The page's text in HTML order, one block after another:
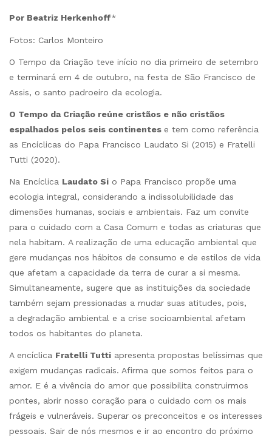
Por Beatriz Herkenhoff*
Fotos: Carlos Monteiro
O Tempo da Criação teve início no dia primeiro de setembro
e terminará em 4 de outubro, na festa de São Francisco de
Assis, o santo padroeiro da ecologia.
O Tempo da Criação reúne cristãos e não cristãos
espalhados pelos seis continentes e tem como referência
as Encíclicas do Papa Francisco Laudato Si (2015) e Fratelli
Tutti (2020).
Na Encíclica Laudato Si o Papa Francisco propõe uma
ecologia integral, considerando a indissolubilidade das
dimensões humanas, sociais e ambientais. Faz um convite
para o cuidado com a Casa Comum e todas as criaturas que
nela habitam. A realização de uma educação ambiental que
gere mudanças nos hábitos de consumo e de estilos de vida
que afetam a capacidade da terra de curar a si mesma.
Simultaneamente, sugere que as instituições da sociedade
também sejam pressionadas a mudar suas atitudes, pois,
a degradação ambiental e a crise socioambiental afetam
todos os habitantes do planeta.
A encíclica Fratelli Tutti apresenta propostas belíssimas que
exigem mudanças radicais. Afirma que somos feitos para o
amor. E é a vivência do amor que possibilita construirmos
pontes, abrir nosso coração para o cuidado com os mais
frágeis e vulneráveis. Superar os preconceitos e os interesses
pessoais. Sair de nós mesmos e ir ao encontro do próximo